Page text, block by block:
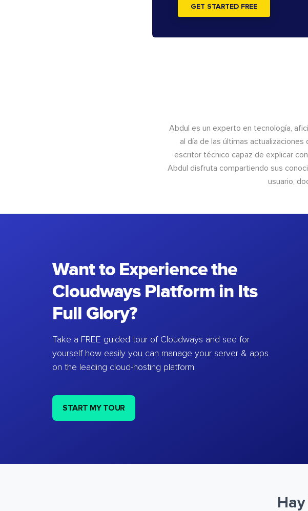
GET STARTED FREE
Abdul es un experto en tecnología,
al día de las últimas
escritor técnico capaz de explicar
Abdul disfruta compartiendo sus
usuario,
Want to Experience the
Cloudways Platform in Its
Full Glory?
Take a FREE guided tour of Cloudways and see for
yourself how easily you can manage your server & apps
on the leading cloud-hosting platform.
START MY TOUR